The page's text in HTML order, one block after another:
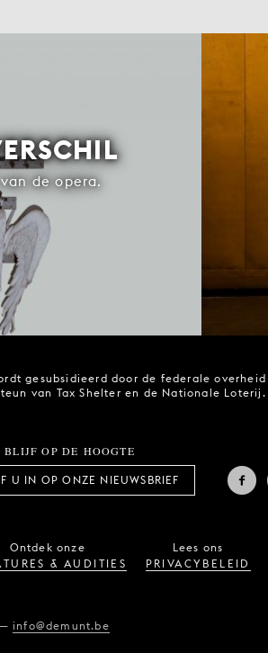
de opera.
gesubsidieerd door de federale overheid
van Tax Shelter en de Nationale Loterij.
BLIJF OP DE HOOGTE
U IN OP ONZE NIEUWSBRIEF
Ontdek onze
& AUDITIES
Lees ons
PRIVACYBELEID
info@demunt.be